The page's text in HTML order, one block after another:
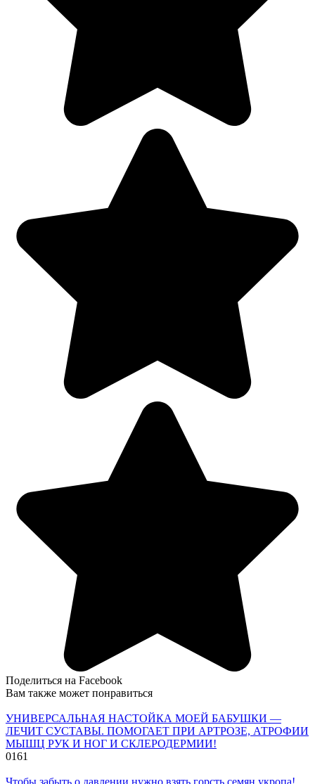
Поделиться на Facebook
Вам также может понравиться
УНИВЕРСАЛЬНАЯ НАСТОЙКА МОЕЙ БАБУШКИ —
ЛЕЧИТ СУСТАВЫ. ПОМОГАЕТ ПРИ АРТРОЗЕ, АТРОФИИ
МЫШЦ РУК И НОГ И СКЛЕРОДЕРМИИ!
0161
Чтобы забыть о давлении нужно взять горсть семян укропа!